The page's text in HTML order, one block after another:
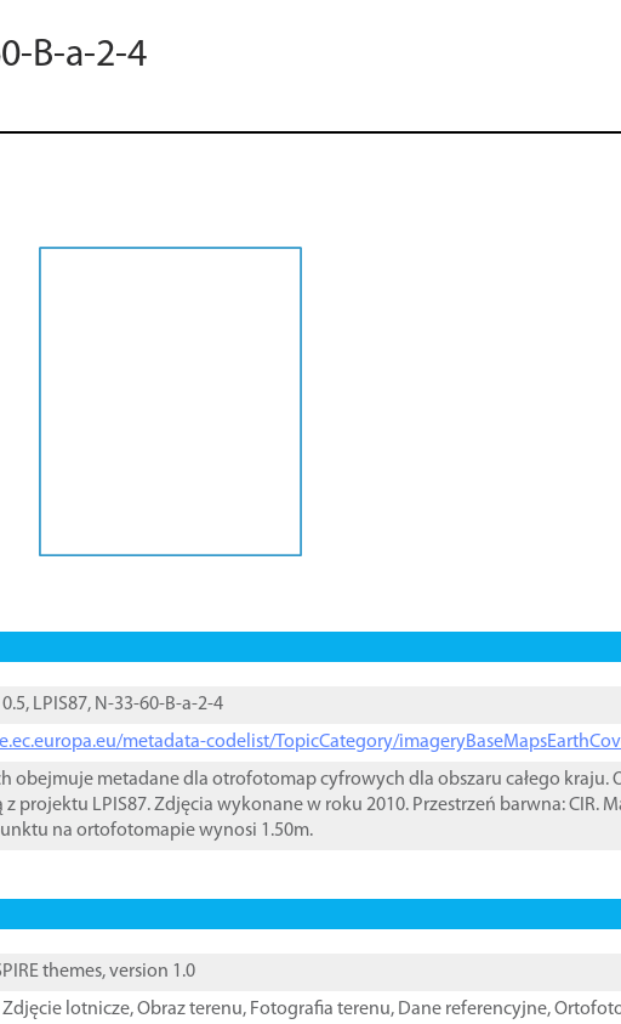
B-a-2-4
LPIS87, N-33-60-B-a-2-4
metadata-codelist/TopicCategory/
obejmuje metadane dla otrofotomap cyfrowych dla obszaru całego kraju.
z projektu LPIS87. Zdjęcia wykonane w roku 2010. Przestrzeń barwna: CIR.
na ortofotomapie wynosi 1.50m.
themes, version 1.0
Zdjęcie lotnicze,Obraz terenu, Fotografia terenu, Dane referencyjne,